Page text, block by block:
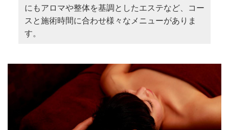
にもアロマや整体を基調としたエステなど、コー
スと施術時間に合わせ様々なメニューがありま
す。